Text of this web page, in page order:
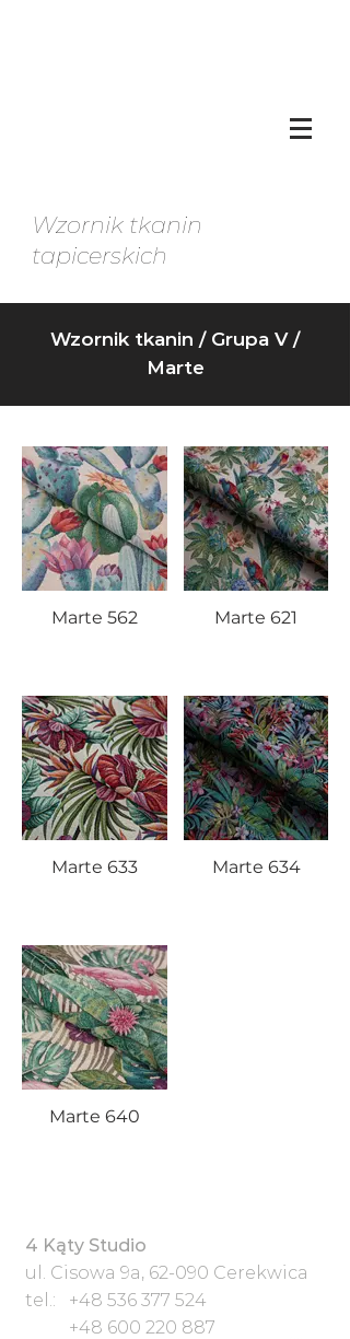
Wzornik tkanin
tapicerskich
Wzornik tkanin /Grupa V /
Marte
Marte 562 Marte 621
Marte 633 Marte 634
Marte 640
4 Kąty Studio
ul. Cisowa 9a, 62-090 Cerekwica
tel.: +48 536 377 524
+48 600 220 887